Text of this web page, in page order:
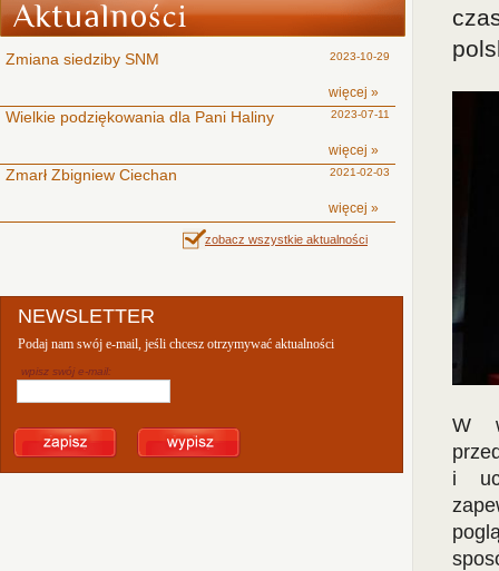
Zmiana siedziby SNM 2023-10-29
więcej »
Wielkie podziękowania dla Pani Haliny 2023-07-11
więcej »
Zmarł Zbigniew Ciechan 2021-02-03
więcej »
zobacz wszystkie aktualności
NEWSLETTER
Podaj nam swój e-mail, jeśli chcesz otrzymywać aktualności
wpisz swój e-mail:
W
i